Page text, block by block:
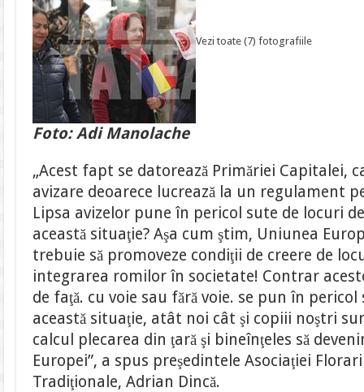
Vezi toate (7) fotografiile
Foto: Adi Manolache
„Acest fapt se datorează Primăriei Capitalei,
avizare deoarece lucrează la un regulament
Lipsa avizelor pune în pericol sute de locuri
această situaţie? Aşa cum ştim, Uniunea
trebuie să promoveze condiţii de creere de
integrarea romilor în societate! Contrar
de faţă. cu voie sau fără voie. se pun în
această situaţie, atât noi cât şi copiii noştri
calcul plecarea din ţară şi bineînţeles să
Europei”, a spus preşedintele Asociaţiei
Tradiţionale, Adrian Dincă.